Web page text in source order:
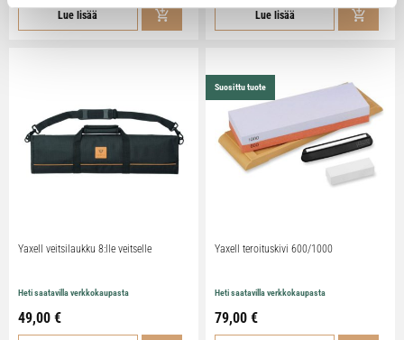
Lue lisää Lue lisää
Yaxell veitsilaukku 8:lle veitselle
Heti saatavilla verkkokaupasta
49,00 €
Suosittu tuote
Yaxell teroituskivi 600/1000
Heti saatavilla verkkokaupasta
79,00 €